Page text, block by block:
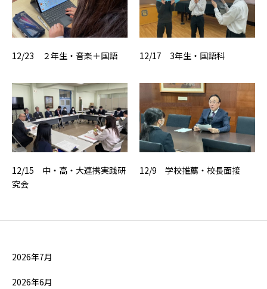
12/23 ２年生・音楽＋国語 12/17 3年生・国語科
12/15 中・高・大連携実践研
究会
12/9 学校推薦・校長面接
2026年7月
2026年6月